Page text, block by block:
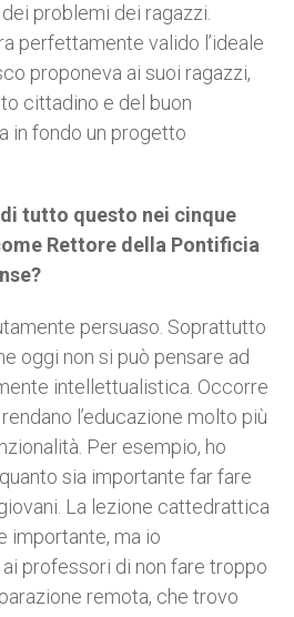
problemi dei ragazzi.
perfettamente valido l’ideale
proponeva ai suoi ragazzi,
cittadino e del buon
in fondo un progetto
tutto questo nei cinque
Rettore della Pontificia
persuaso. Soprattutto
oggi non si può pensare ad
intellettualistica. Occorre
l’educazione molto più
Per esempio, ho
sia importante far fare
La lezione cattedrattica
importante, ma io
professori di non fare troppo
remota, che trovo